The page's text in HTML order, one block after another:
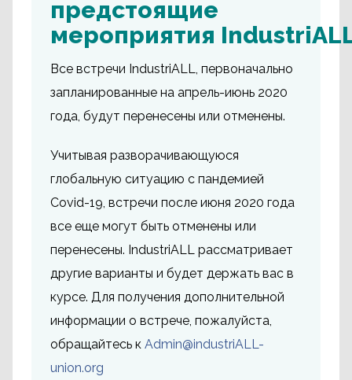
предстоящие
мероприятия
Все встречи IndustriALL, первоначально
запланированные на апрель-июнь 2020
года, будут перенесены или отменены.
Учитывая разворачивающуюся
глобальную ситуацию с пандемией
Covid-19, встречи после июня 2020 года
все еще могут быть отменены или
перенесены. IndustriALL рассматривает
другие варианты и будет держать вас в
курсе. Для получения дополнительной
информации о встрече, пожалуйста,
обращайтесь к Admin@industriALL-
union.org